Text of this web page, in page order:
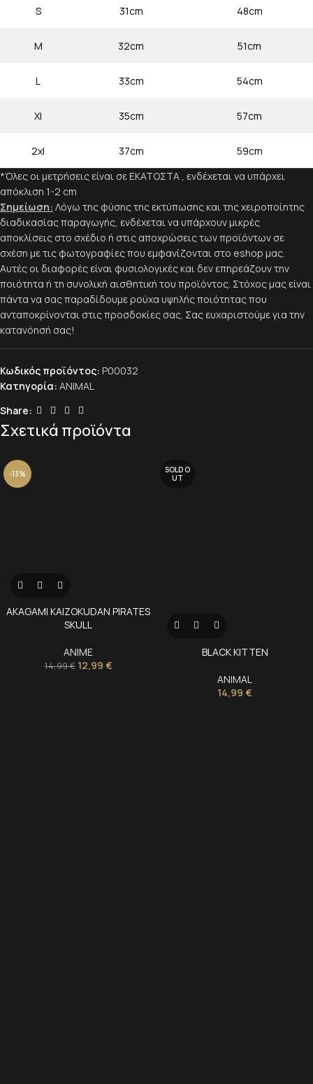
S 31cm 48cm
M 32cm 51cm
L 33cm 54cm
Xl 35cm 57cm
2xl 37cm
59cm
*Όλες οι μετρήσεις είναι σε ΕΚΑΤΟΣΤΑ , ενδέχεται να υπάρχει
απόκλιση 1-2 cm
Σημείωση: Λόγω της φύσης της εκτύπωσης και της χειροποίητης
διαδικασίας παραγωγής, ενδέχεται να υπάρχουν μικρές
αποκλίσεις στο σχέδιο ή στις αποχρώσεις των προϊόντων σε
σχέση με τις φωτογραφίες που εμφανίζονται στο eshop μας.
Αυτές οι διαφορές είναι φυσιολογικές και δεν επηρεάζουν την
ποιότητα ή τη συνολική αισθητική του προϊόντος. Στόχος μας είναι
πάντα να σας παραδίδουμε ρούχα υψηλής ποιότητας που
ανταποκρίνονται στις προσδοκίες σας. Σας ευχαριστούμε για την
κατανόησή σας!
Κωδικός προϊόντος: P00032
Κατηγορία: ANIMAL
Share:
Σχετικά προϊόντα
-13%
AKAGAMI KAIZOKUDAN PIRATES
SKULL
ANIME
14,99€ 12,99 €
SOLD O
UT
BLACK KITTEN
ANIMAL
14,99 €